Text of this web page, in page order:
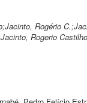
Rogério
Rogerio